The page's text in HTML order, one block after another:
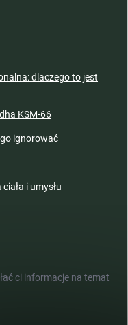
dlaczego to jest
KSM-66
ignorować
i umysłu
ci informacje na temat